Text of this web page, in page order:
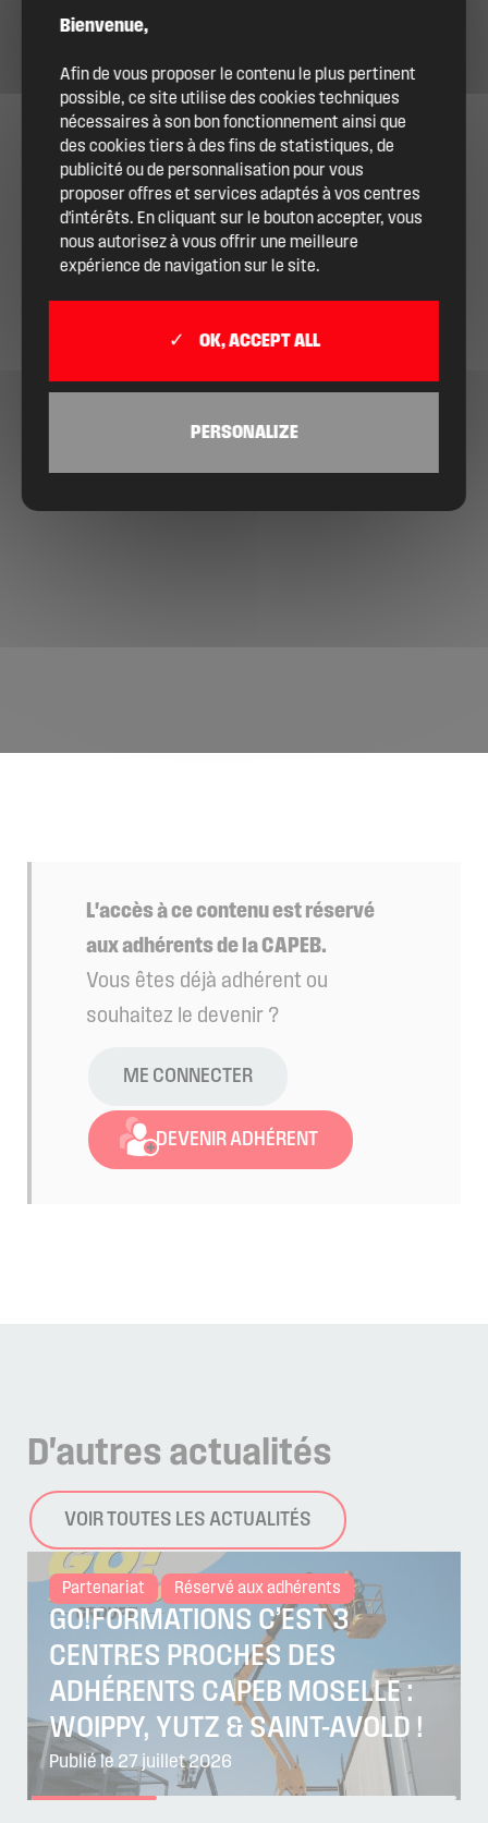
L'accès à ce contenu est réservé
aux adhérents de la CAPEB.
Vous êtes déjà adhérent ou
souhaitez le devenir ?
ME CONNECTER
DEVENIR ADHÉRENT
D'autres actualités
VOIR TOUTES LES ACTUALITÉS
Partenariat Réservé aux adhérents
GO!FORMATIONS C’EST 3
CENTRES PROCHES DES
ADHÉRENTS CAPEB MOSELLE :
WOIPPY, YUTZ & SAINT-AVOLD !
Publié le 27 juillet 2026
Bienvenue,
Afin de vous proposer le contenu le plus pertinent
possible, ce site utilise des cookies techniques
nécessaires à son bon fonctionnement ainsi que
des cookies tiers à des fins de statistiques, de
publicité ou de personnalisation pour vous
proposer offres et services adaptés à vos centres
d'intérêts. En cliquant sur le bouton accepter, vous
nous autorisez à vous offrir une meilleure
expérience de navigation sur le site.
OK, ACCEPT ALL
PERSONALIZE